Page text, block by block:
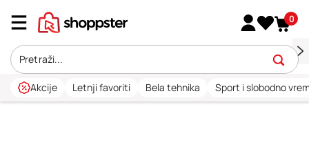
0
Akcije Letnji favoriti Bela tehnika Sport i slobodno